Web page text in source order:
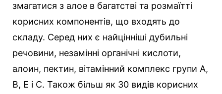
змагатися з алое в багатстві та розмаїтті
корисних компонентів, що входять до
складу. Серед них є найцінніші дубильні
речовини, незамінні органічні кислоти,
алоин, пектин, вітамінний комплекс групи А,
В, Е і С. Також більш як 30 видів корисних